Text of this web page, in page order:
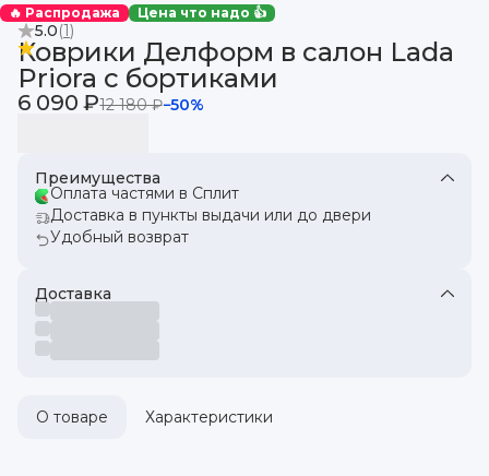
🔥 Распродажа Цена что надо 👍
5.0(1)
Коврики Делформ в салон Lada
Priora с бортиками
6 090 ₽12 180 ₽−50%
Преимущества
Оплата частями в Сплит
Доставка в пункты выдачи или до двери
Удобный возврат
Доставка
О товаре Характеристики